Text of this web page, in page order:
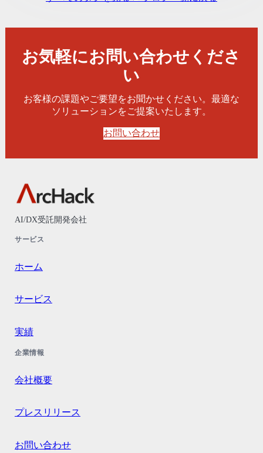
お気軽にお問い合わせくださ
い
お客様の課題やご要望をお聞かせください。最適な
ソリューションをご提案いたします。
お問い合わせ
AI/DX受託開発会社
サービス
ホーム
サービス
実績
企業情報
会社概要
プレスリリース
お問い合わせ